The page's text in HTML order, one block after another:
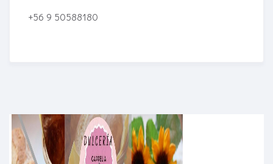
+56 9 50588180
Get unlimited access to 2,000 of Educati’s top
courses for your team.